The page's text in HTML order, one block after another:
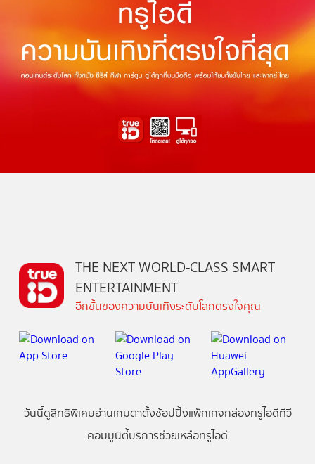
THE NEXT WORLD-CLASS SMART
ENTERTAINMENT
อีกขั้นของความบันเทิงระดับโลกตรงใจคุณ
วันนี้ดูสิทธิพิเศษอ่านเกมตาตั้งช้อปปิ้งแพ็กเกจกล่องทรูไอดีทีวี
คอมมูนิตี้บริการช่วยเหลือทรูไอดี